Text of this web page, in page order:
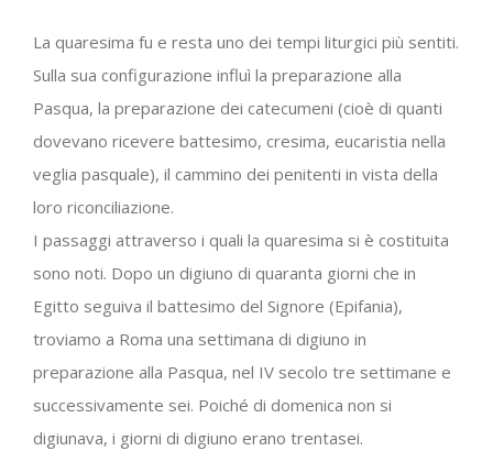
La quaresima fu e resta uno dei tempi liturgici più sentiti.
Sulla sua configurazione influì la preparazione alla
Pasqua, la preparazione dei catecumeni (cioè di quanti
dovevano ricevere battesimo, cresima, eucaristia nella
veglia pasquale), il cammino dei penitenti in vista della
loro riconciliazione.
I passaggi attraverso i quali la quaresima si è costituita
sono noti. Dopo un digiuno di quaranta giorni che in
Egitto seguiva il battesimo del Signore (Epifania),
troviamo a Roma una settimana di digiuno in
preparazione alla Pasqua, nel IV secolo tre settimane e
successivamente sei. Poiché di domenica non si
digiunava, i giorni di digiuno erano trentasei.